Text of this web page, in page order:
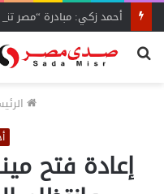
أحمد زكي: مبادرة “مصر
بحث
إعادة فتح